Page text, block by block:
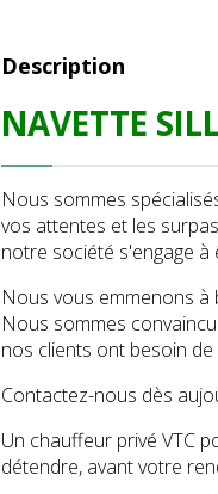
Description
NAVETTE
Nous sommes
vos attentes et les
notre société s'engage à
Nous vous emmenons
Nous sommes
nos clients ont besoin
Contactez-nous dès
Un chauffeur privé VTC
détendre, avant votre